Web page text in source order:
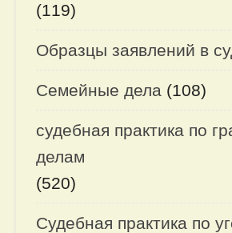
(119)
Образцы заявлений в
Семейные дела (108)
судебная практика по
делам
(520)
Судебная практика по